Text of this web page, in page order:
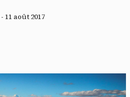
- 11 août 2017